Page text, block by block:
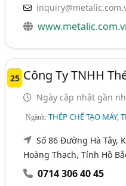
25 Công Ty TNHH
Ngày cập nhật gần
Ngành:THÉP CHẾ TẠO MÁY,
Số 86 Đường Hà Tây,
Hoàng Thạch, Tỉnh Hồ
0714 306 40 45